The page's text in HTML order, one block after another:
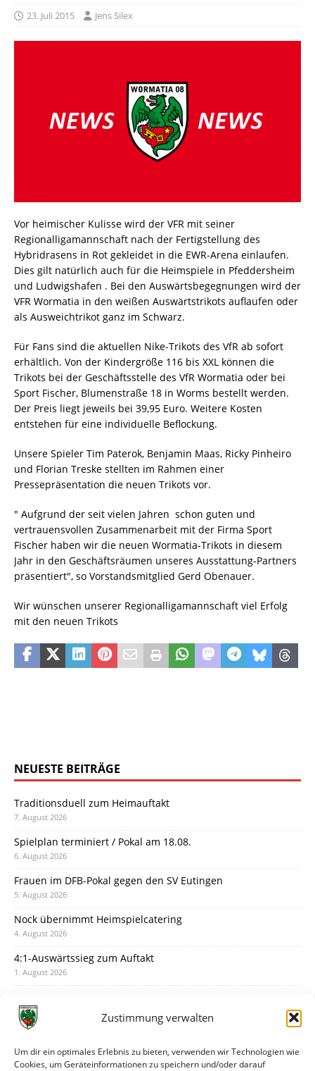
Zustimmung verwalten
Um dir ein optimales Erlebnis zu bieten, verwenden wir Technologien wie
Cookies, um Geräteinformationen zu speichern und/oder darauf
23. Juli 2015 Jens Silex
Vor heimischer Kulisse wird der VFR mit seiner
Regionalligamannschaft nach der Fertigstellung des
Hybridrasens in Rot gekleidet in die EWR-Arena einlaufen.
Dies gilt natürlich auch für die Heimspiele in Pfeddersheim
und Ludwigshafen . Bei den Auswärtsbegegnungen wird der
VFR Wormatia in den weißen Auswärtstrikots auflaufen oder
als Ausweichtrikot ganz im Schwarz.
Für Fans sind die aktuellen Nike-Trikots des VfR ab sofort
erhältlich. Von der Kindergröße 116 bis XXL können die
Trikots bei der Geschäftsstelle des VfR Wormatia oder bei
Sport Fischer, Blumenstraße 18 in Worms bestellt werden.
Der Preis liegt jeweils bei 39,95 Euro. Weitere Kosten
entstehen für eine individuelle Beflockung.
Unsere Spieler Tim Paterok, Benjamin Maas, Ricky Pinheiro
und Florian Treske stellten im Rahmen einer
Pressepräsentation die neuen Trikots vor.
" Aufgrund der seit vielen Jahren schon guten und
vertrauensvollen Zusammenarbeit mit der Firma Sport
Fischer haben wir die neuen Wormatia-Trikots in diesem
Jahr in den Geschäftsräumen unseres Ausstattung-Partners
präsentiert", so Vorstandsmitglied Gerd Obenauer.
Wir wünschen unserer Regionalligamannschaft viel Erfolg
mit den neuen Trikots
NEUESTE BEITRÄGE
Traditionsduell zum Heimauftakt
7. August 2026
Spielplan terminiert / Pokal am 18.08.
6. August 2026
Frauen im DFB-Pokal gegen den SV Eutingen
5. August 2026
Nock übernimmt Heimspielcatering
4. August 2026
4:1-Auswärtssieg zum Auftakt
1. August 2026
31. Juli 2026
30. Juli 2026